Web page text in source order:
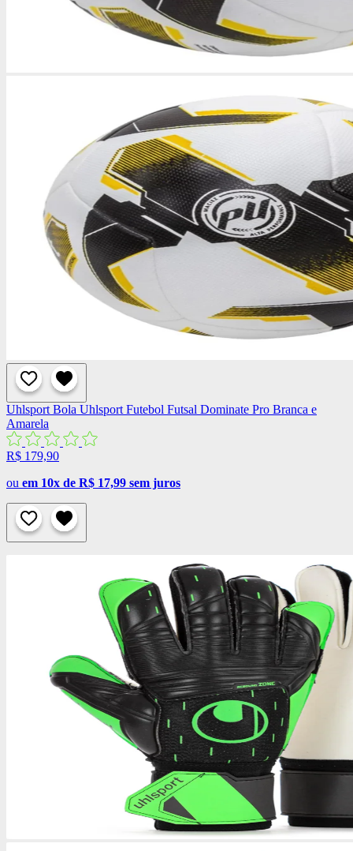
Uhlsport Bola Uhlsport Futebol Futsal Dominate Pro Branca e
Amarela
R$ 179,90
ou em 10x de R$ 17,99 sem juros